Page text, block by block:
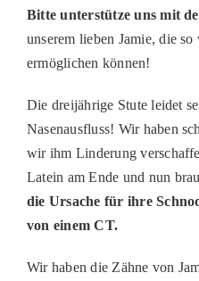
KOOPERATIONEN
4KIDS
TIERHEIME
HELFER WERDEN
Bitte unterstütze uns mit
unserem lieben Jamie, die
ermöglichen können!
Die dreijährige Stute leidet
Nasenausfluss! Wir haben
wir ihm Linderung
Latein am Ende und nun
die Ursache für ihre
von einem CT.
Wir haben die Zähne von